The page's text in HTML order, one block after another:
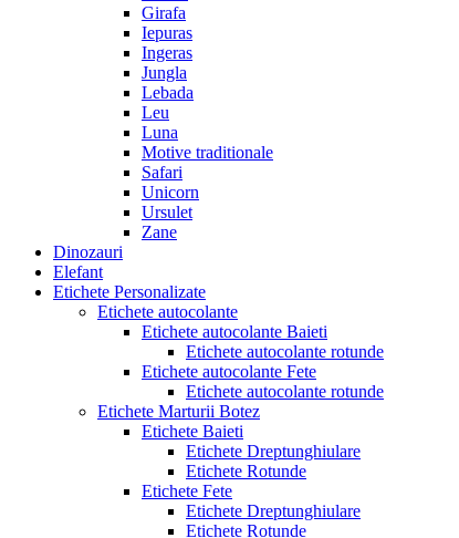
Girafa
Iepuras
Ingeras
Jungla
Lebada
Leu
Luna
Motive traditionale
Safari
Unicorn
Ursulet
Zane
Dinozauri
Elefant
Etichete Personalizate
Etichete autocolante
Etichete autocolante Baieti
Etichete autocolante rotunde
Etichete autocolante Fete
Etichete autocolante rotunde
Etichete Marturii Botez
Etichete Baieti
Etichete Dreptunghiulare
Etichete Rotunde
Etichete Fete
Etichete Dreptunghiulare
Etichete Rotunde